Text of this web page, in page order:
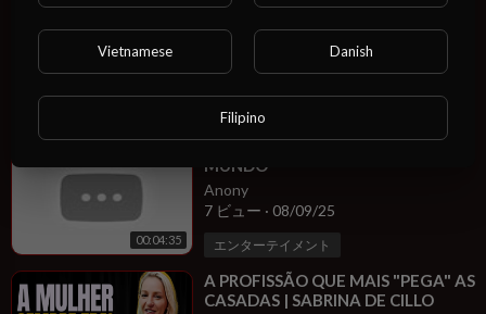
⁣ESSAS SÃO AS PROFISSÕES QUE
MAIS TRAEM | DETETIVE SABRINA
22 ビュー·08/09/25
Kikon
00:04:35
⁣AS G0Z4D4$ MAIS RÁPIDAS DO
MUNDO
Anony
7 ビュー · 08/09/25
エンターテイメント
⁣A PROFISSÃO QUE MAIS "PEGA" AS
CASADAS | SABRINA DE CILLO
Vietnamese Danish
Filipino